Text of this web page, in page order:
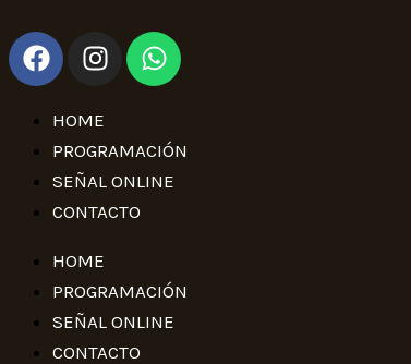
F
a
e
b
o
o
I
n
t
a
g
r
m
W
h
s
a
HOME
PROGRAMACIÓN
SEÑAL ONLINE
CONTACTO
HOME
PROGRAMACIÓN
SEÑAL ONLINE
CONTACTO